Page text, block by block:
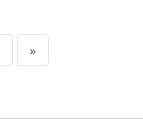
»